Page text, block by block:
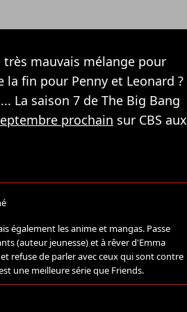
mauvais mélange pour
la fin pour Penny et Leonard ?
La saison 7 de The Big Bang
prochain sur CBS aux
également les anime et mangas. Passe
(auteur jeunesse) et à rêver d'Emma
refuse de parler avec ceux qui sont contre
une meilleure série que Friends.